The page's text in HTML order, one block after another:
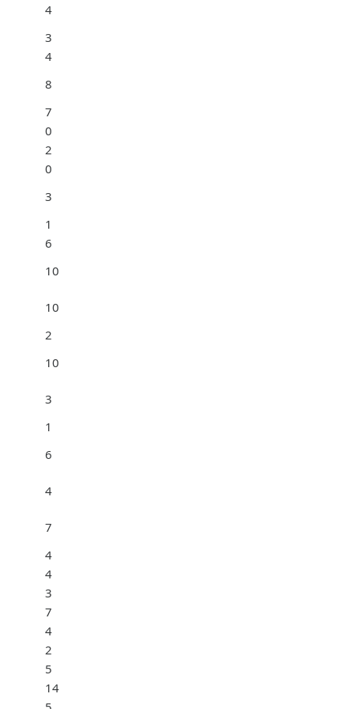
4
3
4
8
7
0
2
0
3
1
6
10
10
2
10
3
1
6
4
7
4
4
3
7
4
2
5
14